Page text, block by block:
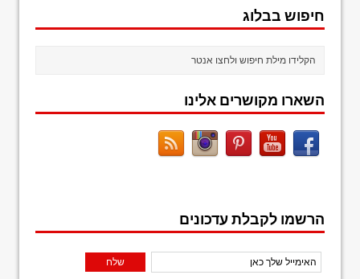
חיפוש בבלוג
השארו מקושרים אלינו
הרשמו לקבלת עדכונים